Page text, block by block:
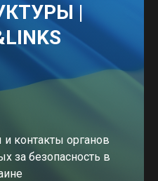
|
контакты органов
за безопасность в